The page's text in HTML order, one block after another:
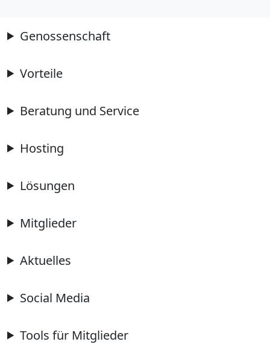
Genossenschaft
Vorteile
Beratung und Service
Hosting
Lösungen
Mitglieder
Aktuelles
Social Media
Tools für Mitglieder